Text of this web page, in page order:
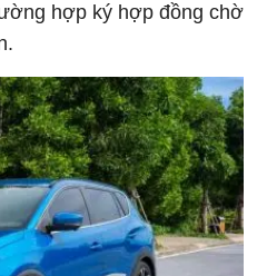
hợp ký hợp đồng chờ